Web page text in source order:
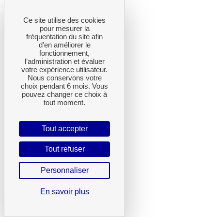
Ce site utilise des cookies
pour mesurer la
fréquentation du site afin
d’en améliorer le
fonctionnement,
l’administration et évaluer
votre expérience utilisateur.
Nous conservons votre
choix pendant 6 mois. Vous
pouvez changer ce choix à
tout moment.
Tout accepter
Tout refuser
Personnaliser
En savoir plus